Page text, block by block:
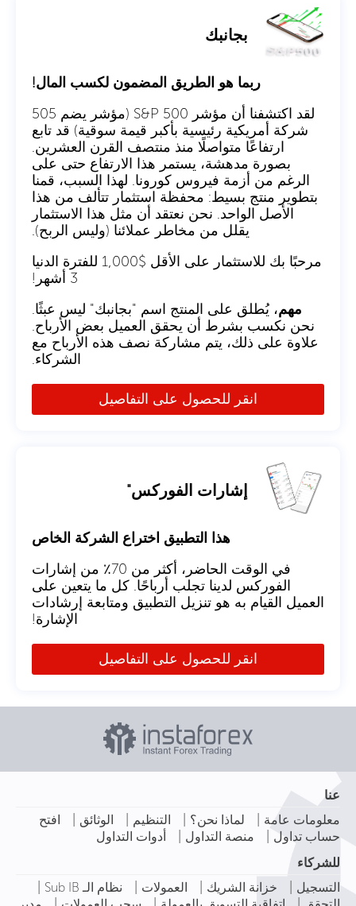
بجانبك
ربما هو الطريق المضمون لكسب المال!
لقد اكتشفنا أن مؤشر S&P 500 (مؤشر يضم 505
شركة أمريكية رئيسية بأكبر قيمة سوقية) قد تابع
ارتفاعًا متواصلًا منذ منتصف القرن العشرين.
بصورة مدهشة، يستمر هذا الارتفاع حتى على
الرغم من أزمة فيروس كورونا. لهذا السبب، قمنا
بتطوير منتج بسيط: محفظة استثمار تتألف من هذا
الأصل الواحد. نحن نعتقد أن مثل هذا الاستثمار
يقلل من مخاطر عملائنا (وليس الربح).
مرحبًا بك للاستثمار على الأقل $1,000 للفترة الدنيا
3 أشهر!
مهم، يُطلق على المنتج اسم "بجانبك" ليس عبثًا.
نحن نكسب بشرط أن يحقق العميل بعض الأرباح.
علاوة على ذلك، يتم مشاركة نصف هذه الأرباح مع
الشركاء.
انقر للحصول على التفاصيل
إشارات الفوركس"
هذا التطبيق اختراع الشركة الخاص
في الوقت الحاضر، أكثر من 70٪ من إشارات
الفوركس لدينا تجلب أرباحًا. كل ما يتعين على
العميل القيام به هو تنزيل التطبيق ومتابعة إرشادات
الإشارة!
انقر للحصول على التفاصيل
عنا
معلومات عامة
لماذا نحن؟ التنظيم الوثائق
افتح
حساب تداول
منصة التداول
أدوات التداول
للشركاء
التسجيل
خزانة الشريك العمولات نظام الـ Sub IB